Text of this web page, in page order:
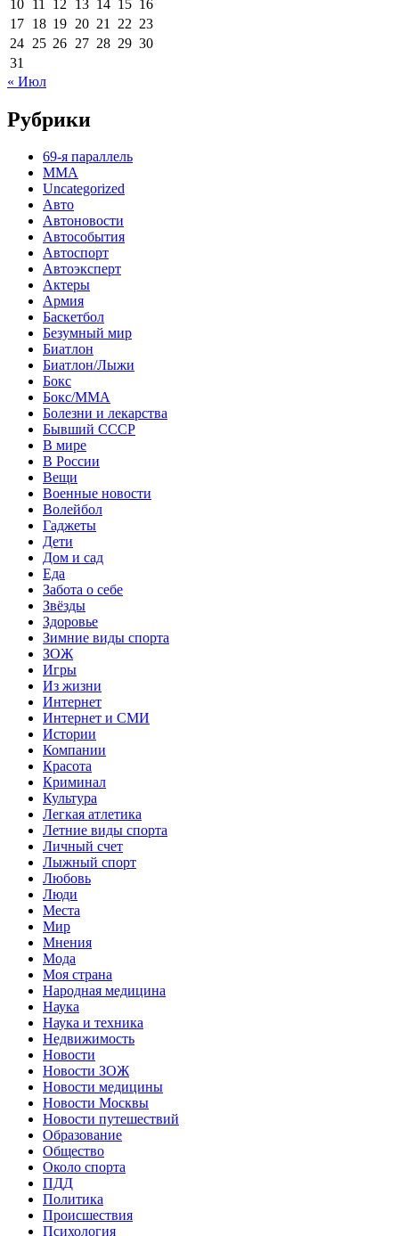
10 11 12 13 14 15 16
17 18 19 20 21 22 23
24 25 26 27 28 29 30
31
« Июл
Рубрики
69-я параллель
MMA
Uncategorized
Авто
Автоновости
Автособытия
Автоспорт
Автоэксперт
Актеры
Армия
Баскетбол
Безумный мир
Биатлон
Биатлон/Лыжи
Бокс
Бокс/MMA
Болезни и лекарства
Бывший СССР
В мире
В России
Вещи
Военные новости
Волейбол
Гаджеты
Дети
Дом и сад
Еда
Забота о себе
Звёзды
Здоровье
Зимние виды спорта
ЗОЖ
Игры
Из жизни
Интернет
Интернет и СМИ
Истории
Компании
Красота
Криминал
Культура
Легкая атлетика
Летние виды спорта
Личный счет
Лыжный спорт
Любовь
Люди
Места
Мир
Мнения
Мода
Моя страна
Народная медицина
Наука
Наука и техника
Недвижимость
Новости
Новости ЗОЖ
Новости медицины
Новости Москвы
Новости путешествий
Образование
Общество
Около спорта
ПДД
Политика
Происшествия
Психология